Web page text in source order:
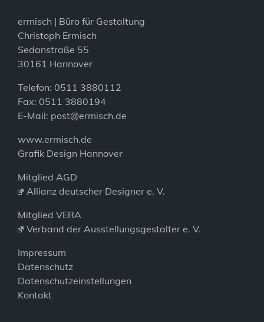
ermisch | Büro für Gestaltung
Christoph Ermisch
Sedanstraße 55
30161 Hannover
Telefon: 0511 3880112
Fax: 0511 3880194
E-Mail: post@ermisch.de
www.ermisch.de
Grafik Design Hannover
Mitglied AGD
Allianz deutscher Designer e. V.
Mitglied VERA
Verband der Ausstellungsgestalter e. V.
Impressum
Datenschutz
Datenschutzeinstellungen
Kontakt